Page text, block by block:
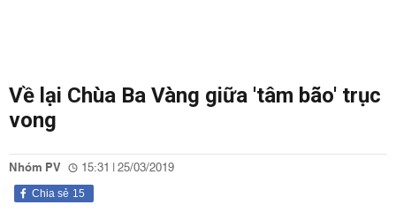
Về lại Chùa Ba Vàng giữa 'tâm bão' trục
vong
Nhóm PV 15:31 | 25/03/2019
15
Chia sẻ